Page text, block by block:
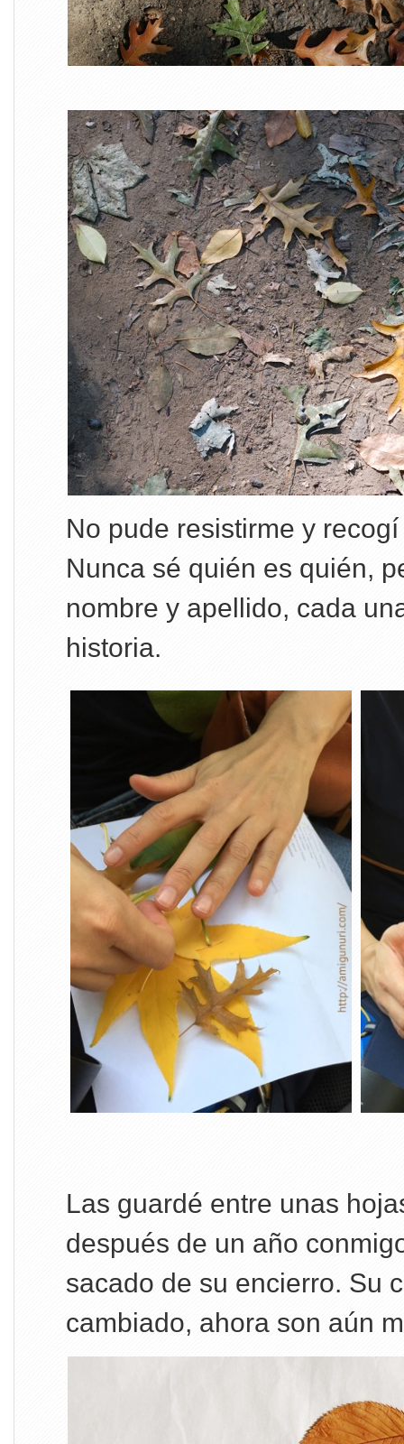
No pude resistirme y
Nunca sé quién es quién,
nombre y apellido, cada
historia.
Las guardé entre unas
después de un año
sacado de su encierro. Su
cambiado, ahora son aún